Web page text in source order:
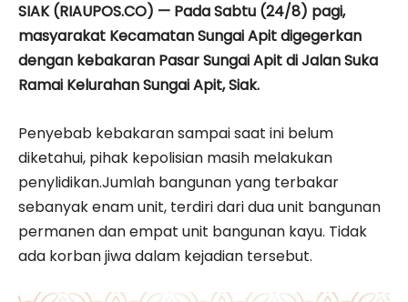
SIAK (RIAUPOS.CO) — Pada Sabtu (24/8) pagi,
masyarakat Kecamatan Sungai Apit digegerkan
dengan kebakaran Pasar Sungai Apit di Jalan Suka
Ramai Kelurahan Sungai Apit, Siak.
Penyebab kebakaran sampai saat ini belum
diketahui, pihak kepolisian masih melakukan
penylidikan.Jumlah bangunan yang terbakar
sebanyak enam unit, terdiri dari dua unit bangunan
permanen dan empat unit bangunan kayu. Tidak
ada korban jiwa dalam kejadian tersebut.